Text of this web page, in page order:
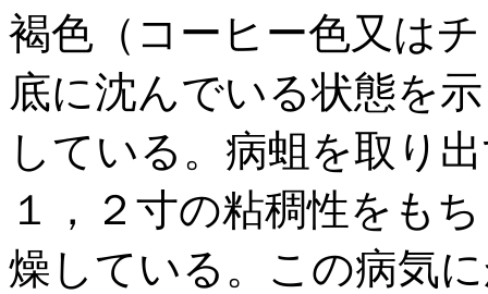
褐色（コーヒー色又は
底に沈んでいる状態を
している。病蛆を取り
１，２寸の粘稠性をも
燥している。この病気